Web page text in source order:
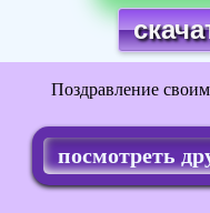
Поздравление
посмотреть